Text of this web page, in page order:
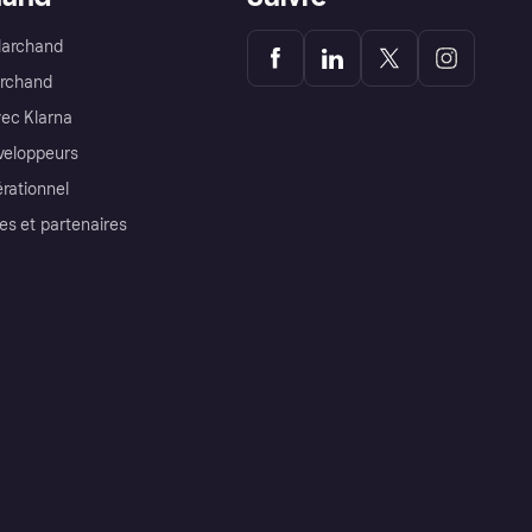
Klarna
et partenaires